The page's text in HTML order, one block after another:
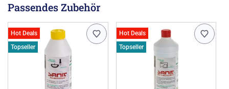
Passendes Zubehör
Hot Deals
Topseller
Hot Deals
Topseller